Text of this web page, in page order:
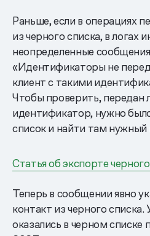
Раньше, если в операциях
из черного списка, в логах
неопределенные
«Идентификаторы не
клиент с такими
Чтобы проверить, передан
идентификатор, нужно
список и найти там нужный
Статья об экспорте
Теперь в сообщении явно
контакт из черного
оказались в черном списке